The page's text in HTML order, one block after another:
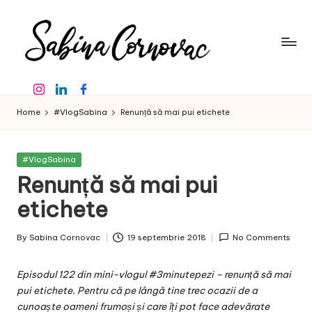
content
a
b
in
a
C
o
r
n
o
creator
de
16
-
InstagramLinkedinFacebook
Home #VlogSabina Renunță să mai pui etichete
Posted
#VlogSabina
Renunță să mai pui
etichete
Posted
By Sabina Cornovac 19 septembrie 2018 No Comments
Episodul 122 din mini-vlogul #3minutepezi – renunță să mai
pui etichete. Pentru că pe lângă tine trec ocazii de a
cunoaște oameni frumoși și care îți pot face adevărate